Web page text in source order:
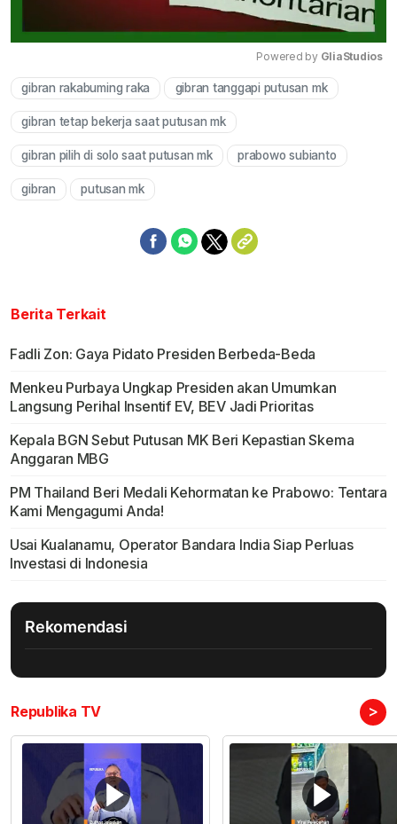
Mute
Powered by GliaStudios
gibran rakabuming raka gibran tanggapi putusan mk
gibran tetap bekerja saat putusan mk
gibran pilih di solo saat putusan mk prabowo subianto
gibran putusan mk
Berita Terkait
Fadli Zon: Gaya Pidato Presiden Berbeda-Beda
Menkeu Purbaya Ungkap Presiden akan Umumkan
Langsung Perihal Insentif EV, BEV Jadi Prioritas
Kepala BGN Sebut Putusan MK Beri Kepastian Skema
Anggaran MBG
PM Thailand Beri Medali Kehormatan ke Prabowo: Tentara
Kami Mengagumi Anda!
Usai Kualanamu, Operator Bandara India Siap Perluas
Investasi di Indonesia
Rekomendasi
Republika TV >